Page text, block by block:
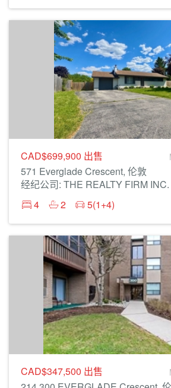
CAD$699,900 出售
571 Everglade Crescent, 伦敦
经纪公司: THE REALTY FIRM INC.
4
2 5(1+4)
CAD$347,500 出售